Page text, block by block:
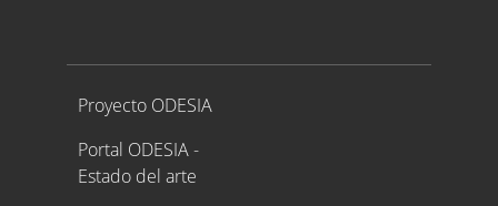
Proyecto ODESIA
Proyecto ODESIA
Portal ODESIA -
Estado del arte